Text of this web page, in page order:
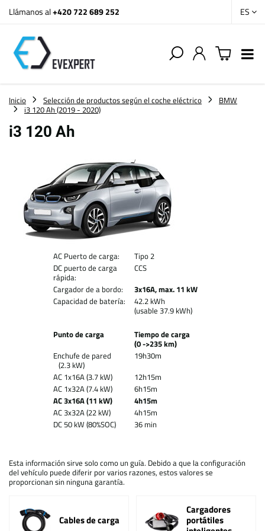
Llámanos al+420 722 689 252 ES
Inicio Selección de productos según el coche eléctrico
BMW
i3 120 Ah (2019 - 2020)
i3 120 Ah
AC Puerto de carga:
Tipo 2
DC puerto de carga
rápida:
CCS
Cargador de a bordo:
3x16A, max. 11 kW
Capacidad de batería:
42.2 kWh
(usable 37.9 kWh)
Punto de carga
Tiempo de carga
(0 ->235 km)
Enchufe de pared
(2.3 kW)
19h30m
AC 1x16A (3.7 kW)
12h15m
AC 1x32A (7.4 kW)
6h15m
AC 3x16A (11 kW)
4h15m
AC 3x32A (22 kW)
4h15m
DC 50 kW (80%SOC)
36 min
Esta información sirve solo como un guía. Debido a que la configuración
del vehículo puede diferir por varios razones, estos valores se
proporcionan sin ninguna garantía.
Cables de carga
Cargadores
portátiles